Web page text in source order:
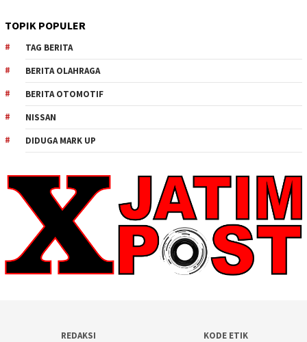
TOPIK POPULER
TAG BERITA
BERITA OLAHRAGA
BERITA OTOMOTIF
NISSAN
DIDUGA MARK UP
REDAKSI
KODE ETIK